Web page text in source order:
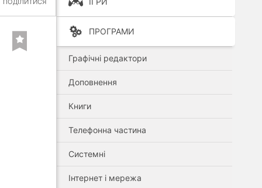
ПРОГРАМИ
Графічні редактори
Доповнення
Книги
Телефонна частина
Системні
Інтернет і мережа